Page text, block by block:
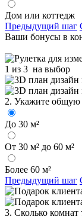
Дом или коттедж
Предыдущий шаг
Ваши бонусы в
1 из 3 на выбор
2. Укажите
До 30 м²
От 30 м² до 60 м²
Более 60 м²
Предыдущий шаг
3. Сколько комнат